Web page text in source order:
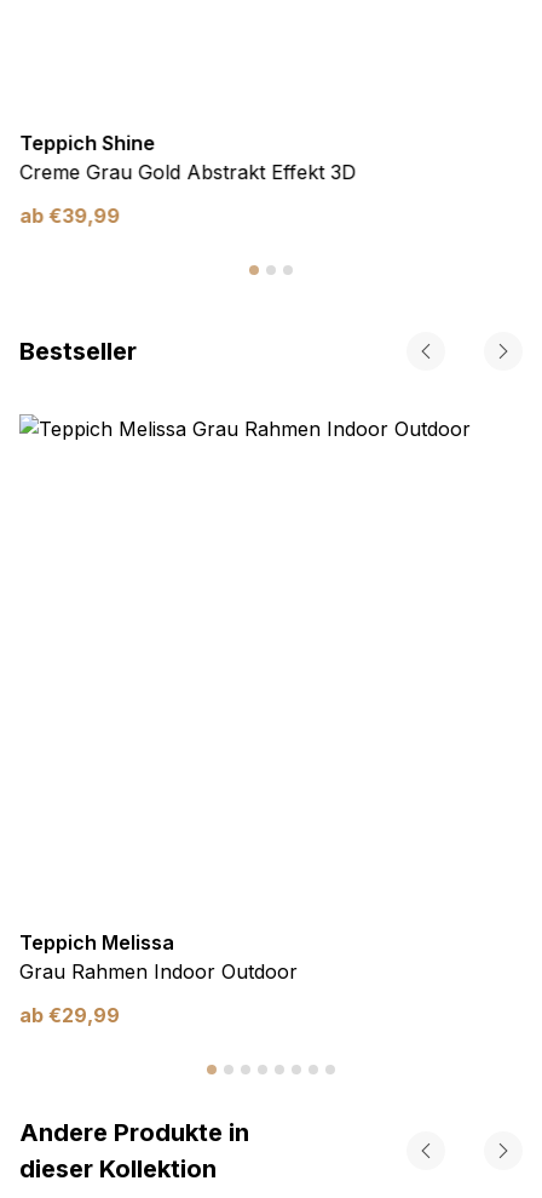
Teppich Shine
Creme Grau Gold Abstrakt Effekt 3D
ab €39,99
Bestseller
Teppich Melissa
Grau Rahmen Indoor Outdoor
ab €29,99
Andere Produkte in
dieser Kollektion